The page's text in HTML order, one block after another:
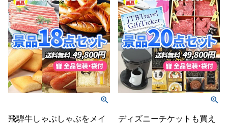
飛騨牛しゃぶしゃぶをメイ
ディズニーチケットも買え